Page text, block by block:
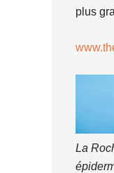
plus
La